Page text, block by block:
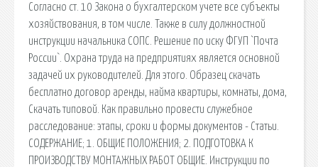
Согласно ст. 10 Закона о бухгалтерском учете все субъекты
хозяйствования, в том числе. Также в силу должностной
инструкции начальника СОПС. Решение по иску ФГУП `Почта
России`. Охрана труда на предприятиях является основной
задачей их руководителей. Для этого. Образец скачать
бесплатно договор аренды, найма квартиры, комнаты, дома,
Скачать типовой. Как правильно провести служебное
расследование: этапы, сроки и формы документов - Статьи.
СОДЕРЖАНИЕ; 1. ОБЩИЕ ПОЛОЖЕНИЯ; 2. ПОДГОТОВКА К
ПРОИЗВОДСТВУ МОНТАЖНЫХ РАБОТ ОБЩИЕ. Инструкции по